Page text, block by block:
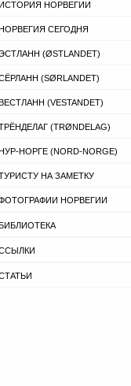
НОРВЕГИИ
СЕГОДНЯ
(ØSTLANDET)
(SØRLANDET)
(VESTANDET)
(TRØNDELAG)
НОРГЕ (NORD-NORGE)
НА ЗАМЕТКУ
НОРВЕГИИ